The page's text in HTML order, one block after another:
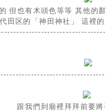
但也有木頭色等等 其他的
田区的「神田神社」 這裡
跟我們到廟裡拜拜前要